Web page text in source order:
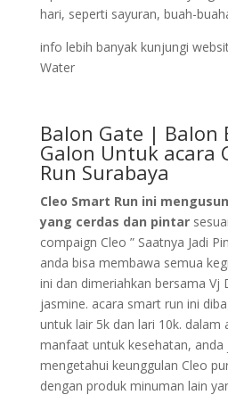
hari, seperti sayuran, buah-
info lebih banyak kunjungi
Water
Balon Gate | Balon
Galon Untuk acara
Run Surabaya
Cleo Smart Run ini
yang cerdas dan pintar
compaign Cleo ” Saatnya Jadi
anda bisa membawa semua
ini dan dimeriahkan bersama Vj
jasmine. acara smart run ini
untuk lair 5k dan lari 10k. dalam
manfaat untuk kesehatan, anda
mengetahui keunggulan Cleo
dengan produk minuman lain